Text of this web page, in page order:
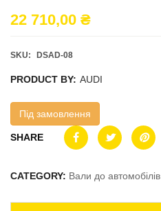
22 710,00 ₴
SKU: DSAD-08
PRODUCT BY: AUDI
Під замовлення
SHARE
CATEGORY: Вали до автомобілів